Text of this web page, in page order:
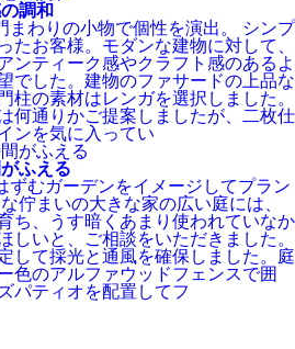
調和
まわりの小物で個性を演出。 シンプ
たお客様。モダンな建物に対して、
ンティーク感やクラフト感のあるよ
でした。建物のファサードの上品な
柱の素材はレンガを選択しました。
何通りかご提案しましたが、二枚仕
ンを気に入ってい
ふえる
ずむガーデンをイメージしてプラン
佇まいの大きな家の広い庭には、
ち、うす暗くあまり使われていなか
しいと、ご相談をいただきました。
して採光と通風を確保しました。庭
色のアルファウッドフェンスで囲
パティオを配置してフ